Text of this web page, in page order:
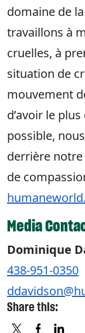
domaine de
travaillons à
cruelles, à
situation de
mouvement
d’avoir le
possible,
derrière
de
Media
Dominique
438-951-0350
Share this: